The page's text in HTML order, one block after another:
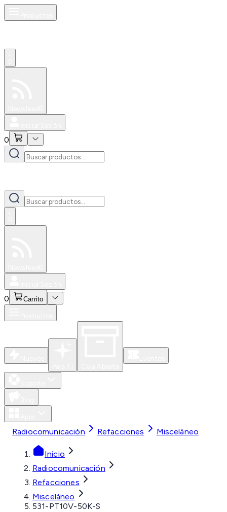
0
0 Carrito
Radiocomunicación Refacciones Misceláneo
Inicio
Radiocomunicación
Refacciones
Misceláneo
531-PT10V-50K-S